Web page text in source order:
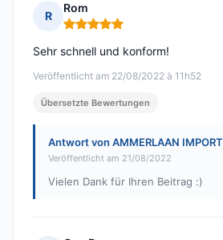
R
Rom
Hinweis: 5 von 5
Veröffentlicht am 22/08/2022 à 11h52
Sehr schnell und konform!
Übersetzte Bewertungen
Antwort von AMMERLAAN IMPORT
Veröffentlicht am 21/08/2022
Vielen Dank für Ihren Beitrag :)